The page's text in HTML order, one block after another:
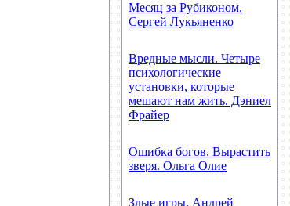
Месяц за Рубиконом.
Сергей Лукьяненко
Вредные мысли. Четыре
психологические
установки, которые
мешают нам жить. Дэниел
Фрайер
Ошибка богов. Вырастить
зверя. Ольга Олие
Злые игры. Андрей